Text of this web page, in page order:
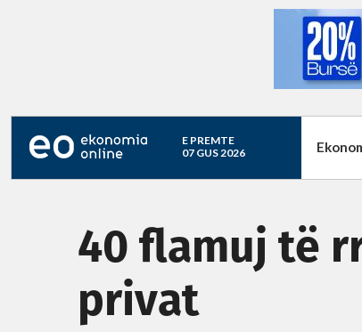
E PREMTE
07 GUS 2026
40 flamuj të
privat